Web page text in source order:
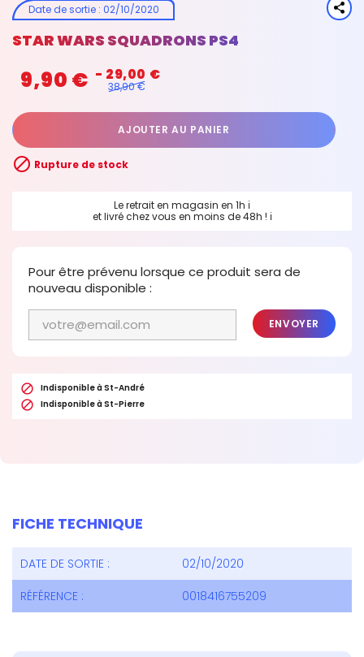
Date de sortie: 02/10/2020
STAR WARS SQUADRONS PS4
9,90 € - 29,00 €
38,90 €
AJOUTER AU PANIER
 Rupture de stock
Le retrait en magasin en 1h ℹ
et livré chez vous en moins de 48h ! ℹ
Pour être prévenu lorsque ce produit sera de
nouveau disponible :
ENVOYER
 Indisponible à St-André
 Indisponible à St-Pierre
FICHE TECHNIQUE
DATE DE SORTIE :
02/10/2020
RÉFÉRENCE :
0018416755209